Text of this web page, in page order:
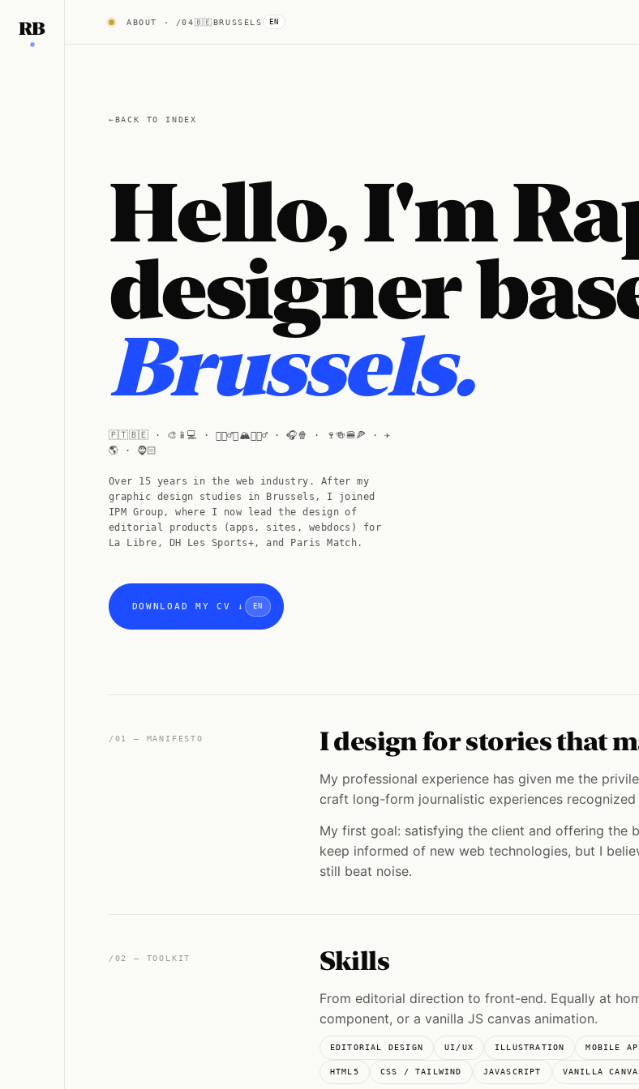
RB ABOUT · /04🇧🇪BRUSSELS EN
BACK TO INDEX
Hello, I'm
designer
Brussels.
🇵🇹🇧🇪 · 🎨📱💻 · 🏄🏻‍♂️🥾🏔🏃🏻‍♂️ · 🎧🍿 · 🍷🍻🍔🍕 · ✈️
🌎 · 🧔🏻
Over 15 years in the web industry. After my
graphic design studies in Brussels, I joined
IPM Group, where I now lead the design of
editorial products (apps, sites, webdocs) for
La Libre, DH Les Sports+, and Paris Match.
DOWNLOAD MY CV ↓ EN
/01 — MANIFESTO I design for stories that
My professional experience has given me the
craft long-form journalistic experiences
My first goal: satisfying the client and offering the
keep informed of new web technologies, but I
still beat noise.
/02 — TOOLKIT Skills
From editorial direction to front-end. Equally at
component, or a vanilla JS canvas animation.
EDITORIAL DESIGN UI/UX ILLUSTRATION MOBILE
HTML5 CSS / TAILWIND JAVASCRIPT VANILLA